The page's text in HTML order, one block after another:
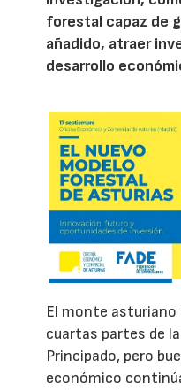
forestal capaz de
añadido, atraer
desarrollo
El monte asturiano
cuartas partes de
Principado, pero
económico